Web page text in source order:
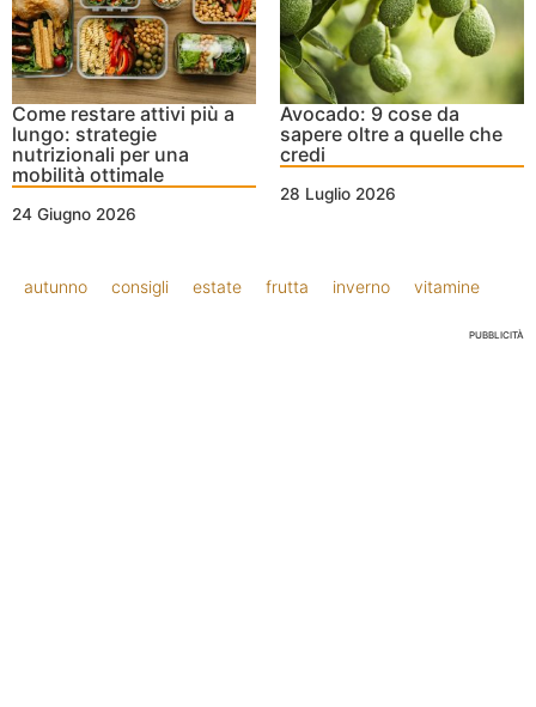
Come restare attivi più a
lungo: strategie
nutrizionali per una
mobilità ottimale
24 Giugno 2026
Avocado: 9 cose da
sapere oltre a quelle che
credi
28 Luglio 2026
autunno consigli estate frutta inverno vitamine
PUBBLICITÀ